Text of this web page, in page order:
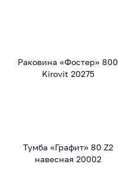
Раковина «Фостер» 800
Kirovit 20275
Тумба «Графит» 80 Z2
навесная 20002